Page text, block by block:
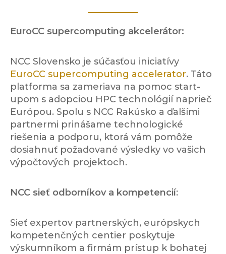
EuroCC supercomputing akcelerátor:
NCC Slovensko je súčasťou iniciatívy
EuroCC supercomputing accelerator. Táto
platforma sa zameriava na pomoc start-
upom s adopciou HPC technológií naprieč
Európou. Spolu s NCC Rakúsko a ďalšími
partnermi prinášame technologické
riešenia a podporu, ktorá vám pomôže
dosiahnuť požadované výsledky vo vašich
výpočtových projektoch.
NCC sieť odborníkov a kompetencií:
Sieť expertov partnerských, európskych
kompetenčných centier poskytuje
výskumníkom a firmám prístup k bohatej